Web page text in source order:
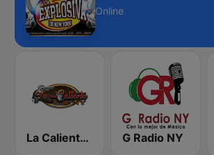
Online
La Caliente de NY G Radio NY